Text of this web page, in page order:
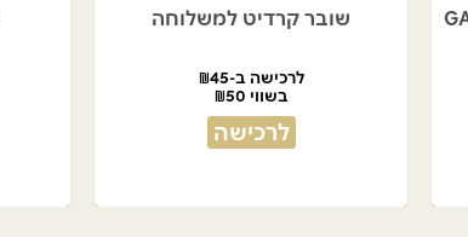
שובר קרדיט למשלוחה
לרכישה ב-₪45
בשווי ₪50
לרכישה